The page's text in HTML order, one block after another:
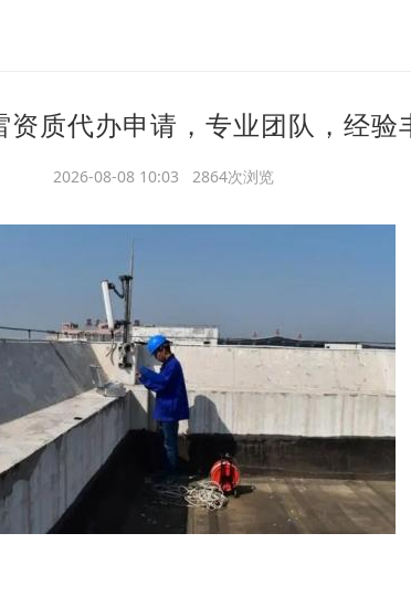
资质代办申请，专业团队，经验
2026-08-08 10:03 2864次浏览